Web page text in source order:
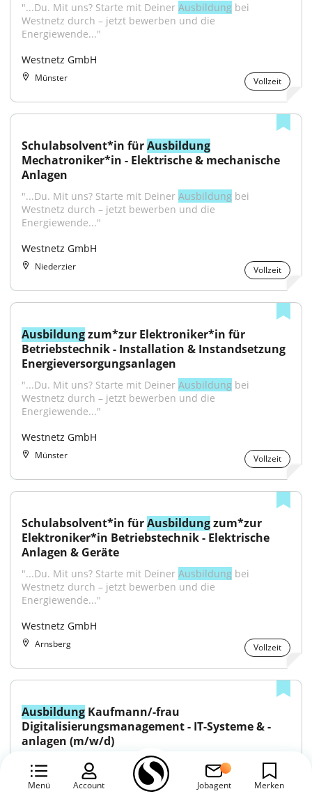
"...Du. Mit uns? Starte mit Deiner Ausbildung bei
Westnetz durch – jetzt bewerben und die
Energiewende..."
Westnetz GmbH
Münster Vollzeit
Schulabsolvent*in für Ausbildung
Mechatroniker*in - Elektrische & mechanische
Anlagen
"...Du. Mit uns? Starte mit Deiner Ausbildung bei
Westnetz durch – jetzt bewerben und die
Energiewende..."
Westnetz GmbH
Niederzier Vollzeit
Ausbildung zum*zur Elektroniker*in für
Betriebstechnik - Installation & Instandsetzung
Energieversorgungsanlagen
"...Du. Mit uns? Starte mit Deiner Ausbildung bei
Westnetz durch – jetzt bewerben und die
Energiewende..."
Westnetz GmbH
Münster Vollzeit
Schulabsolvent*in für Ausbildung zum*zur
Elektroniker*in Betriebstechnik - Elektrische
Anlagen & Geräte
"...Du. Mit uns? Starte mit Deiner Ausbildung bei
Westnetz durch – jetzt bewerben und die
Energiewende..."
Westnetz GmbH
Arnsberg Vollzeit
Ausbildung Kaufmann/-frau
Digitalisierungsmanagement - IT-Systeme & -
anlagen (m/w/d)
"...Du. Mit uns? Starte mit Deiner Ausbildung
Westnetz durch – jetzt bewerben und die
Energiewende..."
Menü Account Jobagent Merken